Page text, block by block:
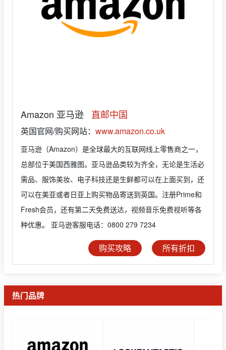
Amazon 亚马逊 直邮中国
英国官网/购买网站： www.amazon.co.uk
亚马逊（Amazon）是全球最大的互联网线上零售商之一，
总部位于美国西雅图。亚马逊品类较为齐全，无论是生活必
需品、服饰美妆、电子科技还是生鲜都可以在上面买到，还
可以在美亚或者日亚上购买物品寄送到英国。注册Prime和
Fresh会员，还有第二天免费送达，视频音乐免费视听等各
种优惠。 亚马逊客服电话：0800 279 7234
购买攻略 所有折扣
热门品牌